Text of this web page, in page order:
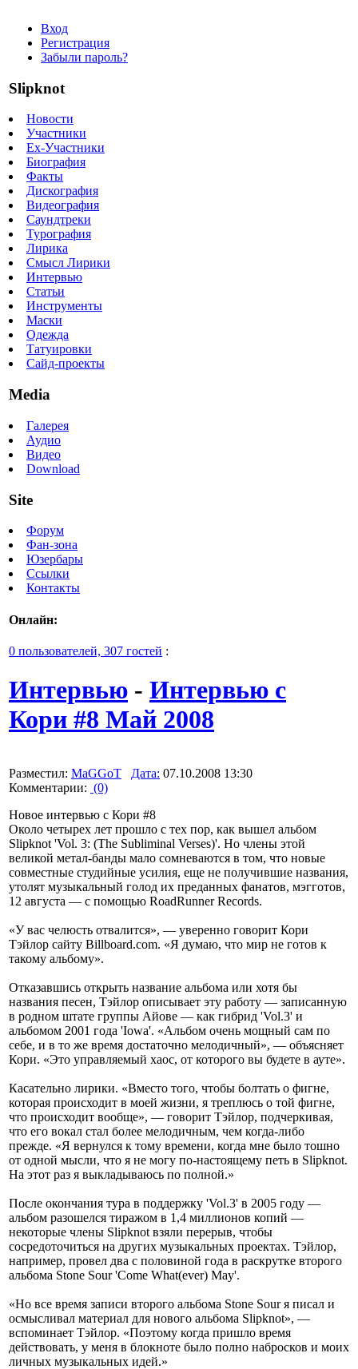
Вход
Регистрация
Забыли пароль?
Slipknot
Новости
Участники
Ex-Участники
Биография
Факты
Дискография
Видеография
Саундтреки
Турография
Лирика
Смысл Лирики
Интервью
Статьи
Инструменты
Маски
Одежда
Татуировки
Сайд-проекты
Media
Галерея
Аудио
Видео
Download
Site
Форум
Фан-зона
Юзербары
Ссылки
Контакты
Онлайн:
0 пользователей, 307 гостей :
Интервью - Интервью с
Кори #8 Май 2008
Разместил: MaGGoT Дата: 07.10.2008 13:30
Комментарии: (0)
Новое интервью с Кори #8
Около четырех лет прошло с тех пор, как вышел альбом
Slipknot 'Vol. 3: (The Subliminal Verses)'. Но члены этой
великой метал-банды мало сомневаются в том, что новые
совместные студийные усилия, еще не получившие названия,
утолят музыкальный голод их преданных фанатов, мэгготов,
12 августа — с помощью RoadRunner Records.
«У вас челюсть отвалится», — уверенно говорит Кори
Тэйлор сайту Billboard.com. «Я думаю, что мир не готов к
такому альбому».
Отказавшись открыть название альбома или хотя бы
названия песен, Тэйлор описывает эту работу — записанную
в родном штате группы Айове — как гибрид 'Vol.3' и
альбомом 2001 года 'Iowa'. «Альбом очень мощный сам по
себе, и в то же время достаточно мелодичный», — объясняет
Кори. «Это управляемый хаос, от которого вы будете в ауте».
Касательно лирики. «Вместо того, чтобы болтать о фигне,
которая происходит в моей жизни, я треплюсь о той фигне,
что происходит вообще», — говорит Тэйлор, подчеркивая,
что его вокал стал более мелодичным, чем когда-либо
прежде. «Я вернулся к тому времени, когда мне было тошно
от одной мысли, что я не могу по-настоящему петь в Slipknot.
На этот раз я выкладываюсь по полной.»
После окончания тура в поддержку 'Vol.3' в 2005 году —
альбом разошелся тиражом в 1,4 миллионов копий —
некоторые члены Slipknot взяли перерыв, чтобы
сосредоточиться на других музыкальных проектах. Тэйлор,
например, провел два с половиной года в раскрутке второго
альбома Stone Sour 'Come What(ever) May'.
«Но все время записи второго альбома Stone Sour я писал и
осмысливал материал для нового альбома Slipknot», —
вспоминает Тэйлор. «Поэтому когда пришло время
действовать, у меня в блокноте было полно набросков и моих
личных музыкальных идей.»